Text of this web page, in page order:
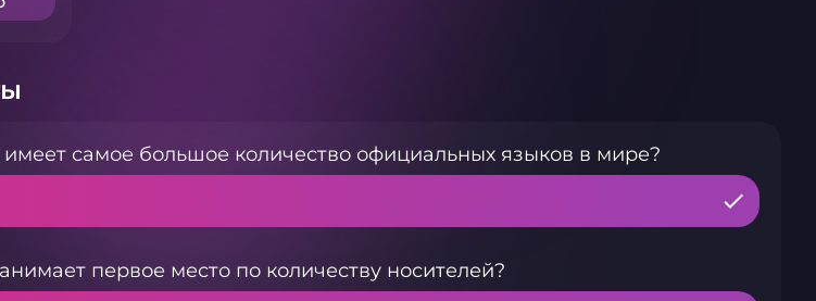
имеет самое большое количество официальных языков в мире?
первое место по количеству носителей?